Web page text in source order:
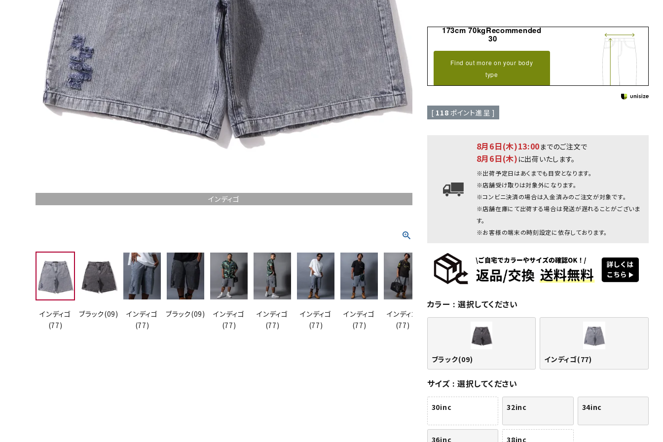
詳しい条件から探す
インディゴ ブラック
インディゴ
(77)
ブラック(09)
インディゴ
(77)
ブラック(09)
インディゴ
(77)
インディゴ
(77)
インディゴ
(77)
インディゴ
(77)
インディゴ
(77)
173cm 70kgRecommended
30
Find out more on your body
type
[ 118 ポイント進呈 ]
8月6日(木)13:00までのご注文で
8月6日(木) に出荷いたします。
※出荷予定日はあくまでも目安となります。
※店舗受け取りは対象外になります。
※コンビニ決済の場合は入金済みのご注文が対象です。
※店舗在庫にて出荷する場合は発送が遅れることがございま
す。
※お客様の端末の時刻設定に依存しております。
カラー 選択してください
ブラック(09) インディゴ(77)
サイズ 選択してください
30inc 32inc 34inc
36inc 38inc